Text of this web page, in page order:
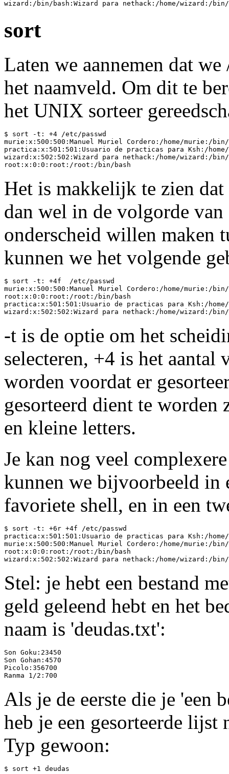
sort
Laten we aannemen dat
het naamveld. Om dit te
het UNIX sorteer
$ sort -t: +4 /etc/passwd
murie:x:500:500:Manuel Muriel Cordero:/home/murie:/bin/
practica:x:501:501:Usuario de practicas para Ksh:/
wizard:x:502:502:Wizard para nethack:/home/wizard:/bin/
Het is makkelijk te zien dat
dan wel in de volgorde
onderscheid willen maken
kunnen we het volgende
$ sort -t: +4f  /etc/passwd
murie:x:500:500:Manuel Muriel Cordero:/home/murie:/bin/
root:x:0:0:root:/root:/bin/bash
practica:x:501:501:Usuario de practicas para Ksh:/
-t is de optie om het
selecteren, +4 is het aantal
worden voordat er
gesorteerd dient te worden
en kleine letters.
Je kan nog veel
kunnen we bijvoorbeeld in
favoriete shell, en in een
$ sort -t: +6r +4f /etc/passwd
practica:x:501:501:Usuario de practicas para Ksh:/
murie:x:500:500:Manuel Muriel Cordero:/home/murie:/bin/
root:x:0:0:root:/root:/bin/bash
Stel: je hebt een bestand
geld geleend hebt en het
naam is 'deudas.txt':
Son Goku:23450
Son Gohan:4570
Picolo:356700
Als je de eerste die je 'een
heb je een gesorteerde lijst
Typ gewoon:
$ sort +1 deudas